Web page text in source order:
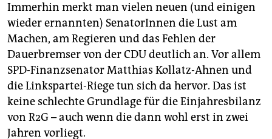
Immerhin merkt man vielen neuen (und einigen
wieder ernannten) SenatorInnen die Lust am
Machen, am Regieren und das Fehlen der
Dauerbremser von der CDU deutlich an. Vor allem
SPD-Finanzsenator Matthias Kollatz-Ahnen und
die Linkspartei-Riege tun sich da hervor. Das ist
keine schlechte Grundlage für die Einjahresbilanz
von R2G – auch wenn die dann wohl erst in zwei
Jahren vorliegt.